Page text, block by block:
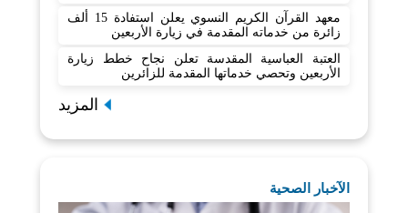
معهد القرآن الكريم النسوي يعلن استفادة 15 ألف
زائرة من خدماته المقدمة في زيارة الأربعين
العتبة العباسية المقدسة تعلن نجاح خطط زيارة
الأربعين وتحصي خدماتها المقدمة للزائرين
المزيد
الآخبار الصحية